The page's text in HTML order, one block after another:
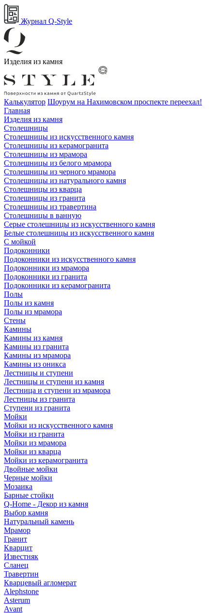
Журнал Q-Style
Изделия из камня
Калькулятор Шоурум на Нахимовском проспекте переехал!
Главная
Изделия из камня
Столешницы
Столешницы из искусственного камня
Столешницы из керамогранита
Столешницы из мрамора
Столешницы из белого мрамора
Столешницы из черного мрамора
Столешницы из натурального камня
Столешницы из кварца
Столешницы из гранита
Столешницы из травертина
Столешницы в ванную
Серые столешницы из искусственного камня
Белые столешницы из искусственного камня
С мойкой
Подоконники
Подоконники из искусственного камня
Подоконники из мрамора
Подоконники из гранита
Подоконники из керамогранита
Полы
Полы из камня
Полы из мрамора
Стены
Камины
Камины из камня
Камины из гранита
Камины из мрамора
Камины из оникса
Лестницы и ступени
Лестницы и ступени из камня
Лестница и ступени из мрамора
Лестницы из гранита
Ступени из гранита
Мойки
Мойки из искусственного камня
Мойки из гранита
Мойки из мрамора
Мойки из кварца
Мойки из керамогранита
Двойные мойки
Черные мойки
Мозаика
Барные стойки
Q-Home - Декор из камня
Выбор камня
Натуральный камень
Мрамор
Гранит
Кварцит
Известняк
Сланец
Травертин
Кварцевый агломерат
Alephstone
Asterum
Avant